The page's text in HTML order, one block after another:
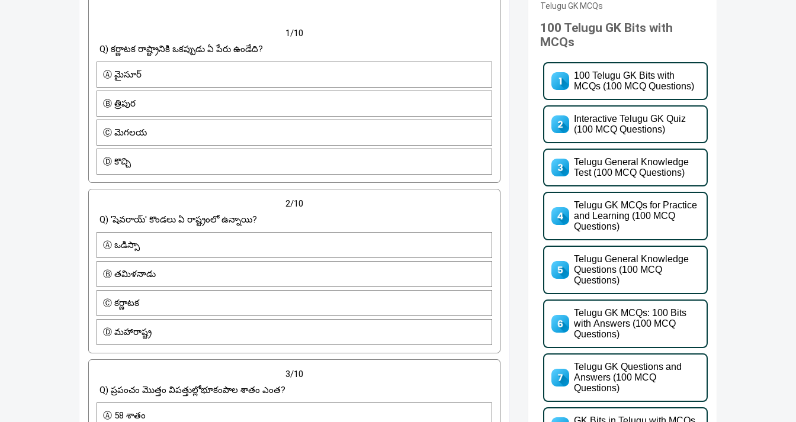
1/10
Q) కర్ణాటక రాష్ట్రానికి ఒకప్పుడు ఏ పేరు ఉండేది?
Ⓐ మైసూర్
Ⓑ త్రిపుర
Ⓒ మెగలయ
Ⓓ కొచ్చి
2/10
Q) 'షెవరాయ్' కొండలు ఏ రాష్ట్రంలో ఉన్నాయి?
Ⓐ ఒడిస్సా
Ⓑ తమిళనాడు
Ⓒ కర్ణాటక
Ⓓ మహారాష్ట్ర
3/10
Q) ప్రపంచం మొత్తం విపత్తుల్లోభూకంపాల శాతం ఎంత?
Ⓐ 58 శాతం
Telugu GK MCQs
100 Telugu GK Bits with
MCQs
100 Telugu GK Bits with
MCQs (100 MCQ Questions)
Interactive Telugu GK Quiz
(100 MCQ Questions)
Telugu General Knowledge
Test (100 MCQ Questions)
Telugu GK MCQs for Practice
and Learning (100 MCQ
Questions)
Telugu General Knowledge
Questions (100 MCQ
Questions)
Telugu GK MCQs: 100 Bits
with Answers (100 MCQ
Questions)
Telugu GK Questions and
Answers (100 MCQ
Questions)